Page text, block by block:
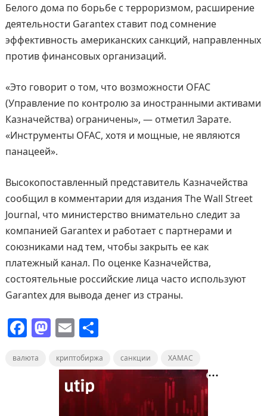
Белого дома по борьбе с терроризмом, расширение
деятельности Garantex ставит под сомнение
эффективность американских санкций, направленных
против финансовых организаций.
«Это говорит о том, что возможности OFAC
(Управление по контролю за иностранными активами
Казначейства) ограничены», — отметил Зарате.
«Инструменты OFAC, хотя и мощные, не являются
панацеей».
Высокопоставленный представитель Казначейства
сообщил в комментарии для издания The Wall Street
Journal, что министерство внимательно следит за
компанией Garantex и работает с партнерами и
союзниками над тем, чтобы закрыть ее как
платежный канал. По оценке Казначейства,
состоятельные российские лица часто используют
Garantex для вывода денег из страны.
F
c
M
st
d
E
ai
l
О
п
р
а
валюта криптобиржа санкции ХАМАС